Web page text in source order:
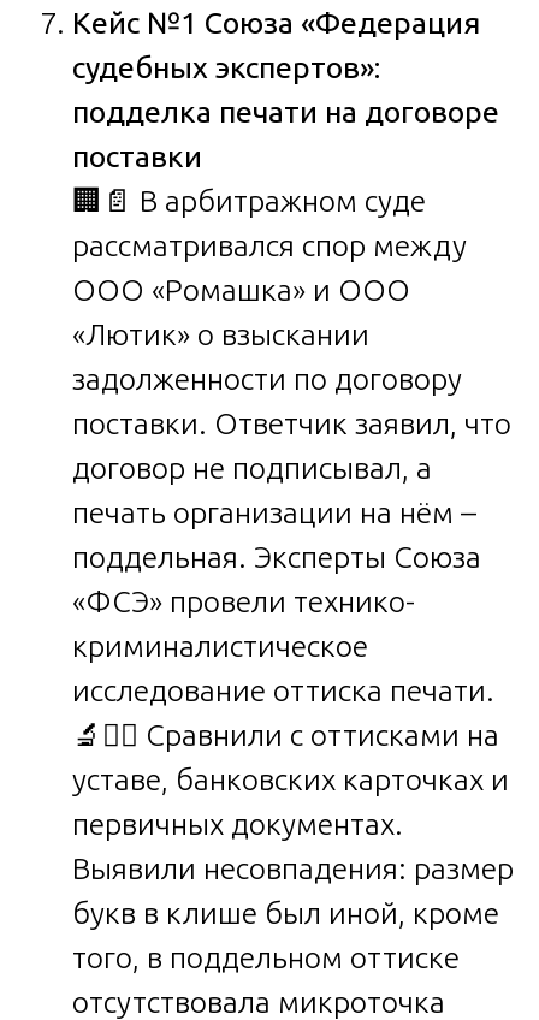
Кейс №1 Союза «Федерация
судебных экспертов»:
подделка печати на договоре
поставки
🏢📄 В арбитражном суде
рассматривался спор между
ООО «Ромашка» и ООО
«Лютик» о взыскании
задолженности по договору
поставки. Ответчик заявил, что
договор не подписывал, а
печать организации на нём –
поддельная. Эксперты Союза
«ФСЭ» провели технико-
криминалистическое
исследование оттиска печати.
🔬🕵️‍♂️ Сравнили с оттисками на
уставе, банковских карточках и
первичных документах.
Выявили несовпадения: размер
букв в клише был иной, кроме
того, в поддельном оттиске
отсутствовала микроточка